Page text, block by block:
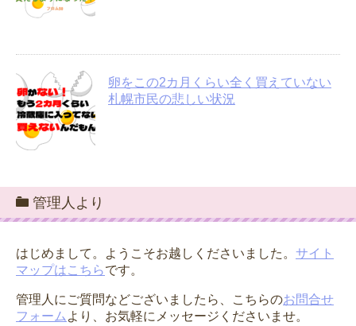
卵をこの2カ月くらい全く買えていない
札幌市民の悲しい状況
管理人より
はじめまして。ようこそお越しくださいました。 サイト
マップはこちらです。
管理人にご質問などございましたら、こちらのお問合せ
フォーム より、お気軽にメッセージくださいませ。